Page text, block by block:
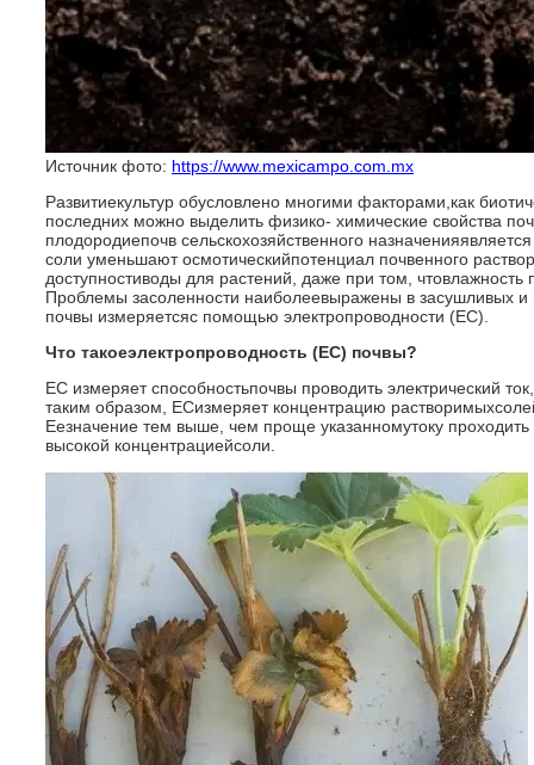
Источник фото: https://www.mexicampo.com.mx
Развитиекультур обусловлено многими факторами,как
последних можно выделить физико- химические свойства
плодородиепочв сельскохозяйственного
соли уменьшают осмотическийпотенциал почвенного
доступностиводы для растений, даже при том,
Проблемы засоленности наиболеевыражены в засушливых и
почвы измеряетсяс помощью электропроводности (EC).
Что такоеэлектропроводность (EC) почвы?
EC измеряет способностьпочвы проводить электрический
таким образом, ЕСизмеряет концентрацию
Еезначение тем выше, чем проще указанномутоку
высокой концентрациейсоли.